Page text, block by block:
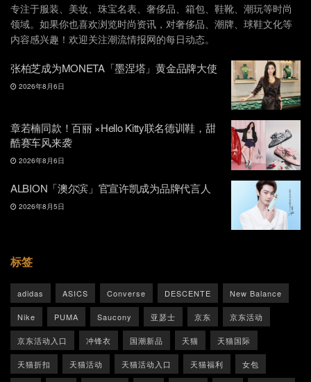
专注于服装、美妆、珠宝名表、奢侈品、箱包、鞋靴、潮玩等时尚
领域。如果你也喜欢浏览时尚资讯，对奢侈品、潮牌、球鞋文化等
内容感兴趣！欢迎关注潮流情报网的每日动态。
张柏芝成为MONETA「墨涅塔」黄金品牌大使
2026年8月6日
章若楠同款！百丽 ×Hello Kitty联名德训鞋，甜
酷赛车风来袭
2026年8月6日
ALBION「澳尔滨」官宣许凯成为品牌代言人
2026年8月5日
标签
adidas ASICS Converse DESCENTE New Balance
Nike PUMA Saucony 亚瑟士 京东 京东活动
京东活动入口 冲锋衣 国潮新品 天猫 天猫国际
天猫折扣 天猫活动 天猫活动入口 天猫福利 女包